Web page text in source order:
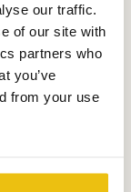
our traffic.
of our site with
partners who
you’ve
from your use